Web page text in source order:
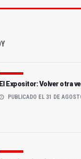
El Expositor: Volver otra
PUBLICADO EL 31 DE